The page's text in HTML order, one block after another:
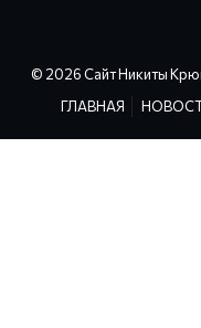
© 2026 Сайт Никиты
ГЛАВНАЯ